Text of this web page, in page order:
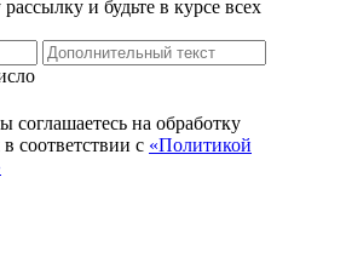
и будьте в курсе всех
на обработку
соответствии с «Политикой